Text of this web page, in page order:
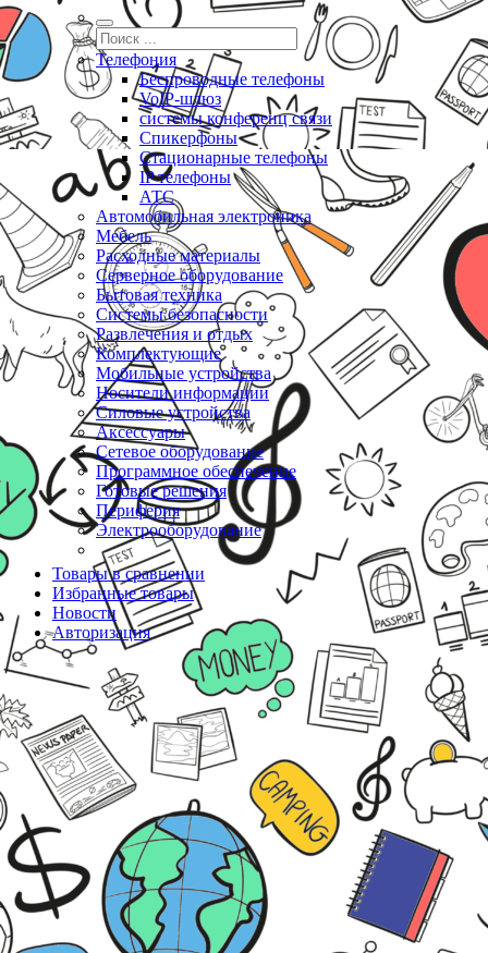
Телефония
Беспроводные телефоны
VoIP-шлюз
системы конференц связи
Спикерфоны
Стационарные телефоны
IP телефоны
АТС
Автомобильная электроника
Мебель
Расходные материалы
Серверное оборудование
Бытовая техника
Системы безопасности
Развлечения и отдых
Комплектующие
Мобильные устройства
Носители информации
Силовые устройства
Аксессуары
Сетевое оборудование
Программное обеспечение
Готовые решения
Периферия
Электрооборудование
Товары в сравнении
Избранные товары
Новости
Авторизация